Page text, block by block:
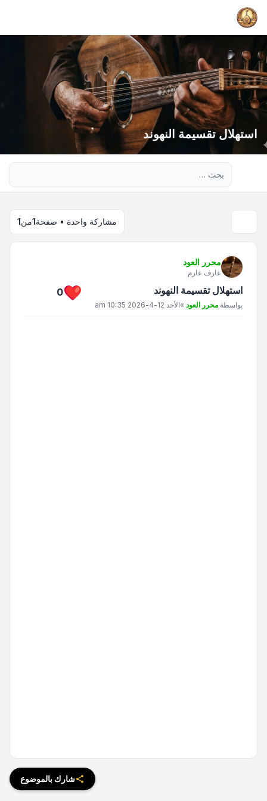
استهلال تقسيمة النهوند
مشاركة واحدة • صفحة1من1
محرر العود
عازف عازم
استهلال تقسيمة النهوند
مشاركة
بواسطة محرر العود »الأحد 12-4-2026 10:35 am
0
شارك بالموضوع